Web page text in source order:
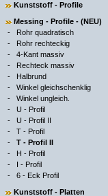
Kunststoff - Profile
Messing - Profile - (NEU)
- Rohr quadratisch
- Rohr rechteckig
- 4-Kant massiv
- Rechteck massiv
- Halbrund
- Winkel gleichschenklig
- Winkel ungleich.
- U - Profil
- U - Profil II
- T - Profil
- T - Profil II
- H - Profil
- I - Profil
- 6 - Eck Profil
Kunststoff - Platten